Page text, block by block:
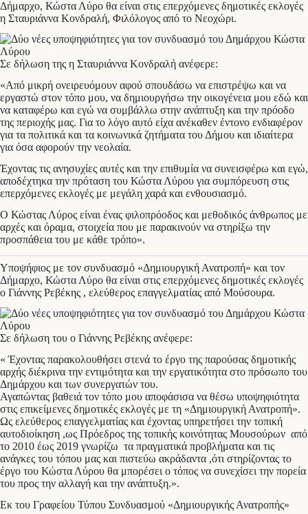
Δήμαρχο, Κώστα Λύρο θα είναι στις επερχόμενες δημοτικές εκλογές
η Σταυριάννα Κονδραλή, Φιλόλογος από το Νεοχώρι.
Σε δήλωση της η Σταυριάννα Κονδραλή ανέφερε:
«Από μικρή ονειρευόμουν αφού σπουδάσω να επιστρέψω και να
εργαστώ στον τόπο μου, να δημιουργήσω την οικογένεια μου εδώ και
να καταφέρω και εγώ να συμβάλλω στην ανάπτυξη και την πρόοδο
της περιοχής μας. Για το λόγο αυτό είχα ανέκαθεν έντονο ενδιαφέρον
για τα πολιτικά και τα κοινωνικά ζητήματα του Δήμου και ιδιαίτερα
για όσα αφορούν την νεολαία.
Έχοντας τις ανησυχίες αυτές και την επιθυμία να συνεισφέρω και εγώ,
αποδέχτηκα την πρόταση του Κώστα Λύρου για συμπόρευση στις
επερχόμενες εκλογές με μεγάλη χαρά και ενθουσιασμό.
Ο Κώστας Λύρος είναι ένας φιλοπρόοδος και μεθοδικός άνθρωπος με
αρχές και όραμα, στοιχεία που με παρακινούν να στηρίξω την
προσπάθεια του με κάθε τρόπο».
Υποψήφιος με τον συνδυασμό «Δημιουργική Ανατροπή» και τον
Δήμαρχο, Κώστα Λύρο θα είναι στις επερχόμενες δημοτικές εκλογές
ο Γιάννης Ρεβέκης , ελεύθερος επαγγελματίας από Μούσουρα.
Σε δήλωση του ο Γιάννης Ρεβέκης ανέφερε:
« Έχοντας παρακολουθήσει στενά το έργο της παρούσας δημοτικής
αρχής διέκρινα την εντιμότητα και την εργατικότητα στο πρόσωπο του
Δημάρχου και των συνεργατών του.
Αγαπώντας βαθειά τον τόπο μου αποφάσισα να θέσω υποψηφιότητα
στις επικείμενες δημοτικές εκλογές με τη «Δημιουργική Ανατροπή».
Ως ελεύθερος επαγγελματίας και έχοντας υπηρετήσει την τοπική
αυτοδιοίκηση ,ως Πρόεδρος της τοπικής κοινότητας Μουσούρων από
το 2010 έως 2019 γνωρίζω τα πραγματικά προβλήματα και τις
ανάγκες του τόπου μας και πιστεύω ακράδαντα ,ότι στηρίζοντας το
έργο του Κώστα Λύρου θα μπορέσει ο τόπος να συνεχίσει την πορεία
του προς την αλλαγή και την ανάπτυξη.».
Εκ του Γραφείου Τύπου Συνδυασμού «Δημιουργικής Ανατροπής»